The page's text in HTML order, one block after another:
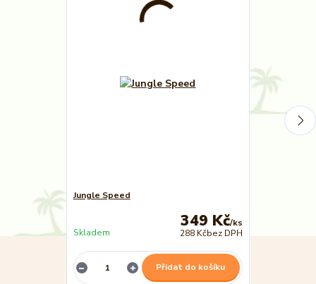
Jungle Speed
349 Kč/ks
288 Kčbez DPH
Skladem
Přidat do košíku